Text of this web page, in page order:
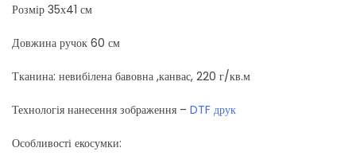
Розмір 35х41 см
Довжина ручок 60 см
Тканина: невибілена бавовна ,канвас, 220 г/кв.м
Технологія нанесення зображення – DTF друк
Особливості екосумки: